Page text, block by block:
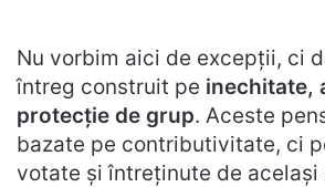
Nu vorbim aici de excepții, ci
întreg construit pe inechitate,
protecție de grup. Aceste
bazate pe contributivitate, ci
votate și întreținute de același